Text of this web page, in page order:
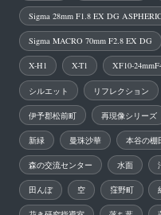
Sigma 28mm F1.8 EX DG
Sigma MACRO 70mm F2.8 EX DG
X-H1 X-T1 XF10-
シルエット リフレクション
伊予郡松前町 再現像シリーズ
新緑 曼珠沙華 本谷の棚
森の交流センター 水面
田んぼ 空 窪野町